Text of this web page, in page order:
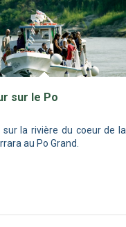
sur le Po
sur la rivière du coeur de la
au Po Grand.